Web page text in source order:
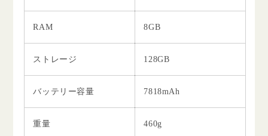
RAM 8GB
ストレージ 128GB
バッテリー容量 7818mAh
重量 460g